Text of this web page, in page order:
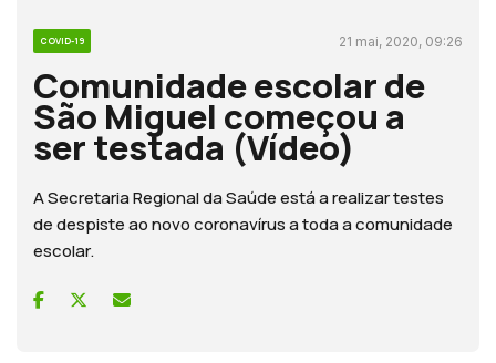
COVID-19 21 mai, 2020, 09:26
Comunidade escolar de
São Miguel começou a
ser testada (Vídeo)
A Secretaria Regional da Saúde está a realizar testes
de despiste ao novo coronavírus a toda a comunidade
escolar.